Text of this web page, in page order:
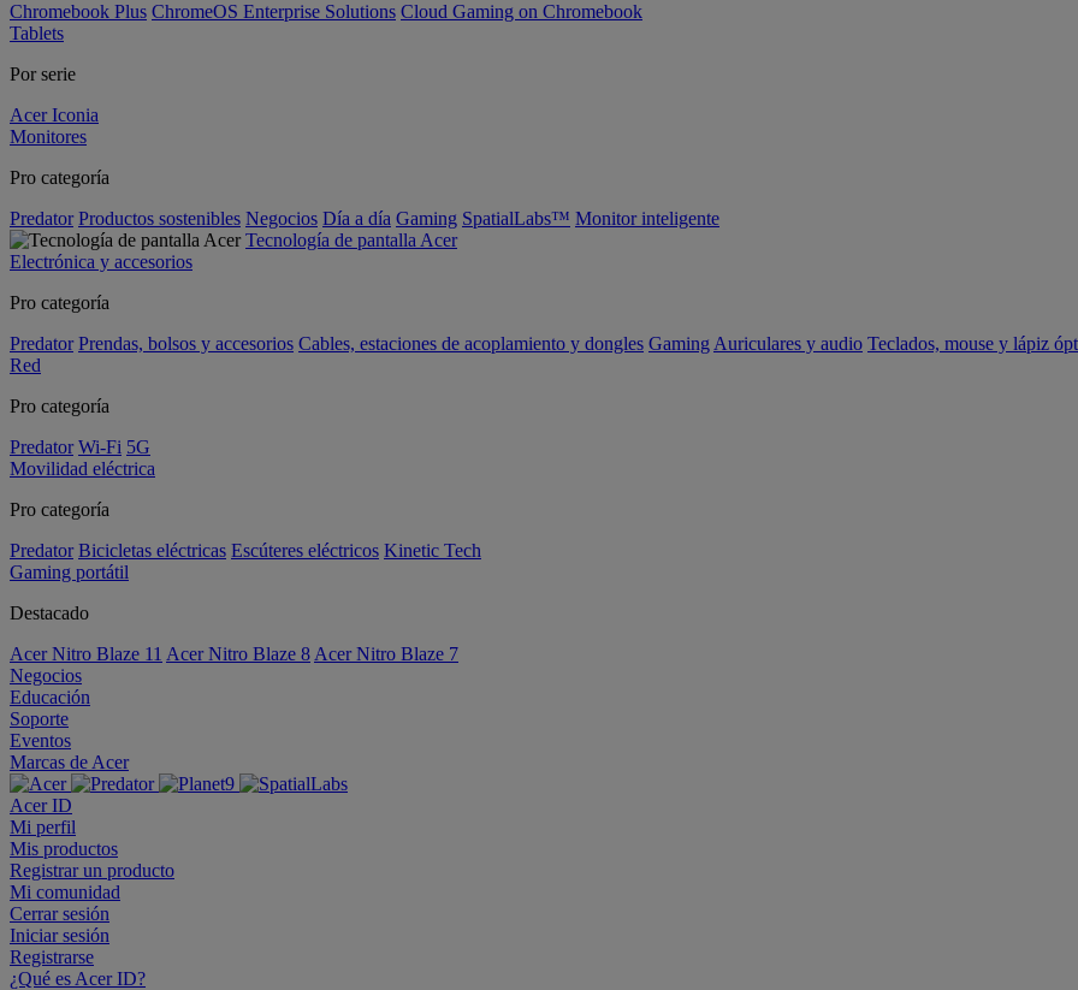
Chromebook Plus ChromeOS Enterprise Solutions Cloud Gaming on Chromebook
Tablets
Por serie
Acer Iconia
Monitores
Pro categoría
Predator Productos sostenibles Negocios Día a día Gaming SpatialLabs™ Monitor inteligente
Tecnología de pantalla Acer
Electrónica y accesorios
Pro categoría
Predator Prendas, bolsos y accesorios Cables, estaciones de acoplamiento y dongles Gaming Auriculares y audio Teclados, mouse y lápiz
Red
Pro categoría
Predator Wi-Fi 5G
Movilidad eléctrica
Pro categoría
Predator Bicicletas eléctricas Escúteres eléctricos Kinetic Tech
Gaming portátil
Destacado
Acer Nitro Blaze 11 Acer Nitro Blaze 8 Acer Nitro Blaze 7
Negocios
Educación
Soporte
Eventos
Marcas de Acer
Acer ID
Mi perfil
Mis productos
Registrar un producto
Mi comunidad
Cerrar sesión
Iniciar sesión
Registrarse
¿Qué es Acer ID?